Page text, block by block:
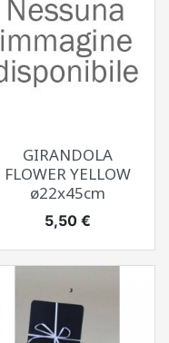
GIRANDOLA
FLOWER YELLOW
ø22x45cm
Prezzo
5,50 €